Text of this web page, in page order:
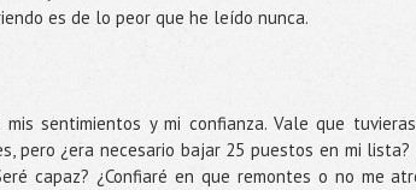
es de lo peor que he leído nunca.
sentimientos y mi confianza. Vale que
pero ¿era necesario bajar 25 puestos en mi lista?
capaz? ¿Confiaré en que remontes o no me